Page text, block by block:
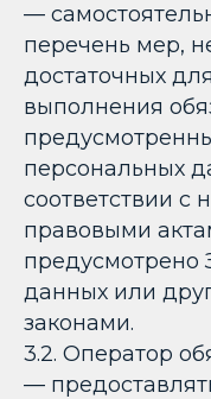
—
перечень мер,
достаточных
выполнения
персональных
соответствии
правовыми
предусмотрено
данных или
законами.
3.2. Оператор
—